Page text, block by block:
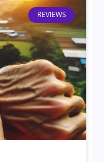
REVIEWS